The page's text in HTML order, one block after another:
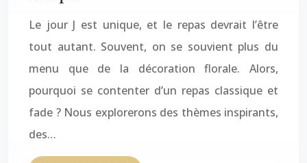
Le jour J est unique, et le repas devrait l’être
tout autant. Souvent, on se souvient plus du
menu que de la décoration florale. Alors,
pourquoi se contenter d’un repas classique et
fade ? Nous explorerons des thèmes inspirants,
des…